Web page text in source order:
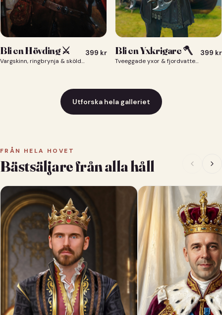
Bli en Hövding ⚔️
Vargskinn, ringbrynja & sköld — du som nordisk krigsherre ⚔️
399 kr Bli en Yxkrigare 🪓
Tveeggade yxor & fjordvatten bakom dig 🪓
399 kr
Utforska hela galleriet
FRÅN HELA HOVET
Bästsäljare från alla håll